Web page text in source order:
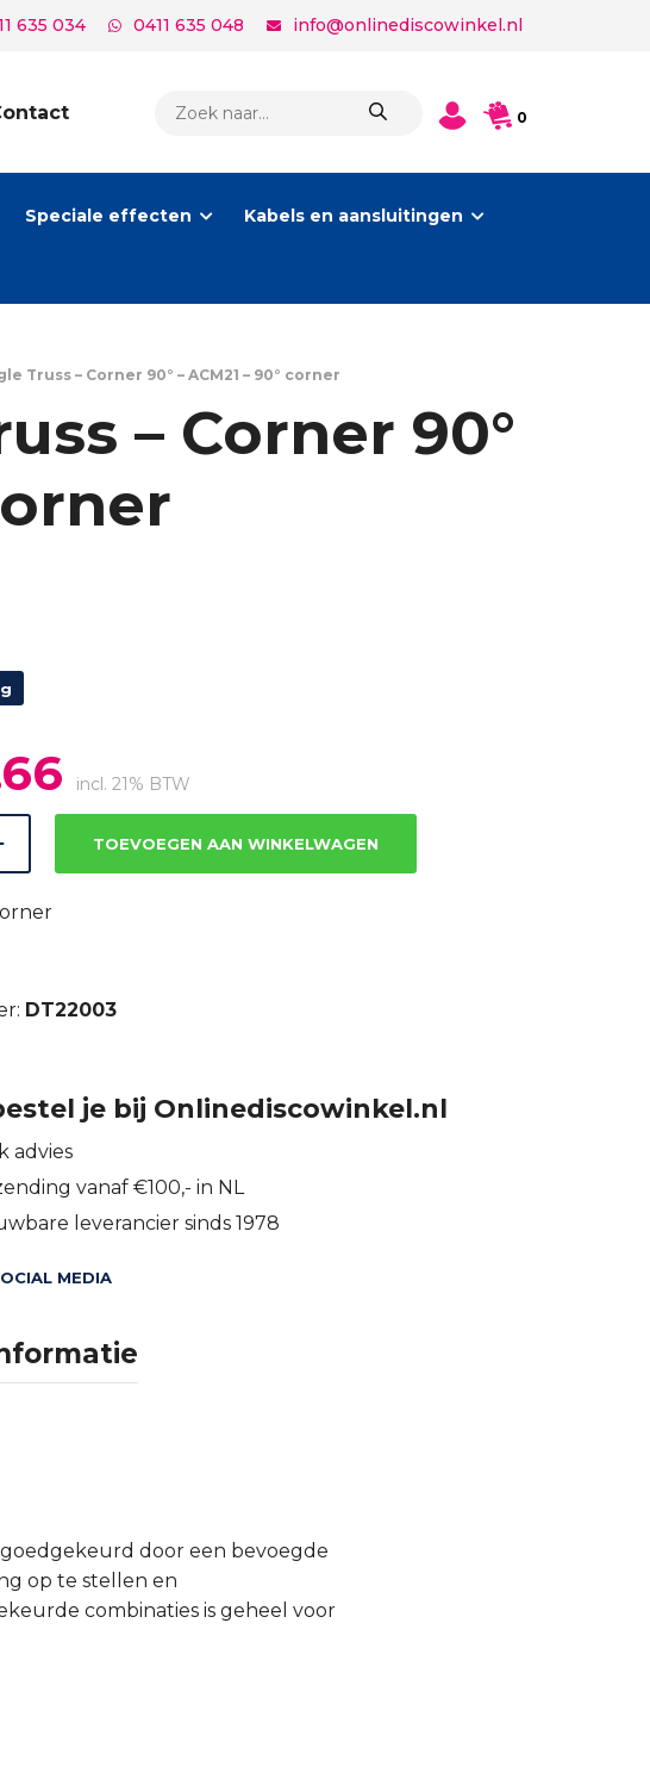
635 034 0411 635 048 info@onlinediscowinkel.nl
ZOEKEN
0
Speciale effecten Kabels en aansluitingen
Truss – Corner 90° – ACM21 – 90° corner
– Corner 90°
prijs
is:
€140.66.
incl. 21% BTW
TOEVOEGEN AAN WINKELWAGEN
DT22003
je bij Onlinediscowinkel.nl
advies
vanaf €100,- in NL
leverancier sinds 1978
MEDIA
door een bevoegde
op te stellen en
combinaties is geheel voor